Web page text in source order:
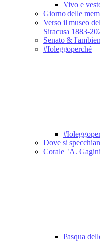
Vivo e
Giorno delle
Verso il museo
Siracusa 1883-
Senato &
#Ioleggoperché
Dove si
Corale "A.
Pasqua